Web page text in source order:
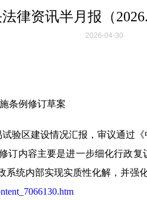
律资讯半月报（
2026-04-30
条例修订草案
验区建设情况汇报，审议通过
订内容主要是进一步细化行政
统内部实现实质性化解，并强